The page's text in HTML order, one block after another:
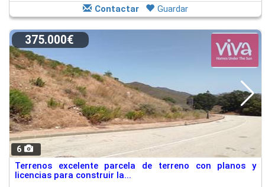
Contactar Guardar
6
375.000€
Terrenos excelente parcela de terreno con planos y
licencias para construir la...